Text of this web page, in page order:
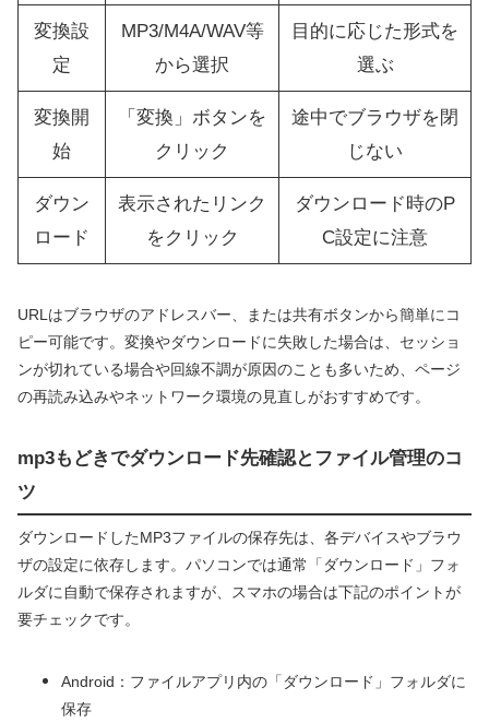
変換設
定
MP3/M4A/WAV等
から選択
目的に応じた形式を
選ぶ
変換開
始
「変換」ボタンを
クリック
途中でブラウザを閉
じない
ダウン
ロード
表示されたリンク
をクリック
ダウンロード時のP
C設定に注意
URLはブラウザのアドレスバー、または共有ボタンから簡単にコ
ピー可能です。変換やダウンロードに失敗した場合は、セッショ
ンが切れている場合や回線不調が原因のことも多いため、ページ
の再読み込みやネットワーク環境の見直しがおすすめです。
mp3もどきでダウンロード先確認とファイル管理のコ
ツ
ダウンロードしたMP3ファイルの保存先は、各デバイスやブラウ
ザの設定に依存します。パソコンでは通常「ダウンロード」フォ
ルダに自動で保存されますが、スマホの場合は下記のポイントが
要チェックです。
Android：ファイルアプリ内の「ダウンロード」フォルダに
保存